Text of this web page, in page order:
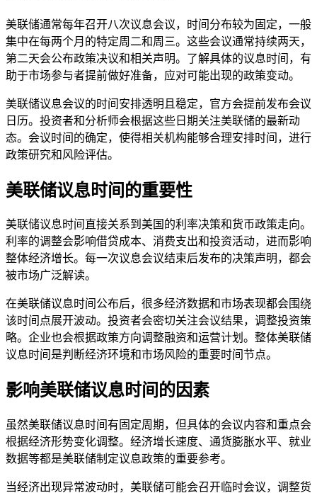
美联储通常每年召开八次议息会议，时间分布较为固定，一般
集中在每两个月的特定周二和周三。这些会议通常持续两天，
第二天会公布政策决议和相关声明。了解具体的议息时间，有
助于市场参与者提前做好准备，应对可能出现的政策变动。
美联储议息会议的时间安排透明且稳定，官方会提前发布会议
日历。投资者和分析师会根据这些日期关注美联储的最新动
态。会议时间的确定，使得相关机构能够合理安排时间，进行
政策研究和风险评估。
美联储议息时间的重要性
美联储议息时间直接关系到美国的利率决策和货币政策走向。
利率的调整会影响借贷成本、消费支出和投资活动，进而影响
整体经济增长。每一次议息会议结束后发布的决策声明，都会
被市场广泛解读。
在美联储议息时间公布后，很多经济数据和市场表现都会围绕
该时间点展开波动。投资者会密切关注会议结果，调整投资策
略。企业也会根据政策方向调整融资和运营计划。整体美联储
议息时间是判断经济环境和市场风险的重要时间节点。
影响美联储议息时间的因素
虽然美联储议息时间有固定周期，但具体的会议内容和重点会
根据经济形势变化调整。经济增长速度、通货膨胀水平、就业
数据等都是美联储制定议息政策的重要参考。
当经济出现异常波动时，美联储可能会召开临时会议，调整货